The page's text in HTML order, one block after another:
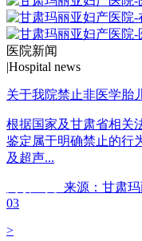
医院新闻
|Hospital news
关于我院禁止非医学胎
根据国家及甘肃省相关
鉴定属于明确禁止的行
及超声...
来源：甘肃
03
>